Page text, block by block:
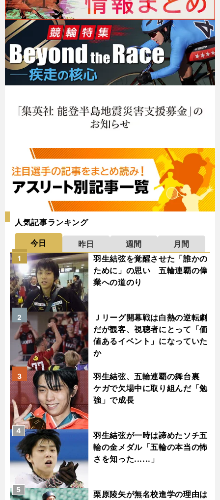
人気記事ランキング
今日 昨日 週間
月間
羽生結弦を覚醒させた「誰かの
ために」の思い 五輪連覇の偉
業への道のり
1
Ｊリーグ開幕戦は白熱の逆転劇
だが観客、視聴者にとって「価
値あるイベント」になっていた
か
2
羽生結弦、五輪連覇の舞台裏
ケガで欠場中に取り組んだ「勉
強」で成長
3
羽生結弦が一時は諦めたソチ五
輪の金メダル「五輪の本当の怖
さを知った......」
4
栗原陵矢が無名校進学の理由は
5